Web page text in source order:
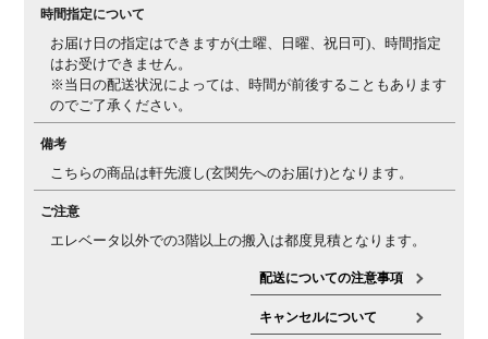
時間指定について
お届け日の指定はできますが(土曜、日曜、祝日可)、時間指定
はお受けできません。
※当日の配送状況によっては、時間が前後することもあります
のでご了承ください。
備考
こちらの商品は軒先渡し(玄関先へのお届け)となります。
ご注意
エレベータ以外での3階以上の搬入は都度見積となります。
配送についての注意事項
キャンセルについて